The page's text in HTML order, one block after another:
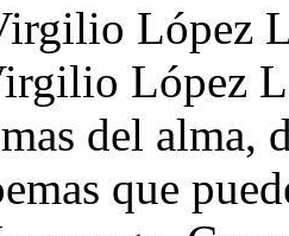
López
López
del alma,
que